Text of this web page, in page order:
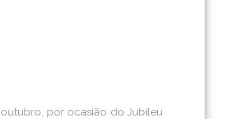
por ocasião do Jubileu